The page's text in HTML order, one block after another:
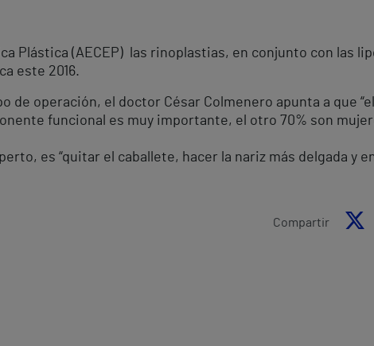
Plástica (AECEP) las rinoplastias, en conjunto con las
este 2016.
operación, el doctor César Colmenero apunta a que
funcional es muy importante, el otro 70% son
es “quitar el caballete, hacer la nariz más delgada y
Compartir